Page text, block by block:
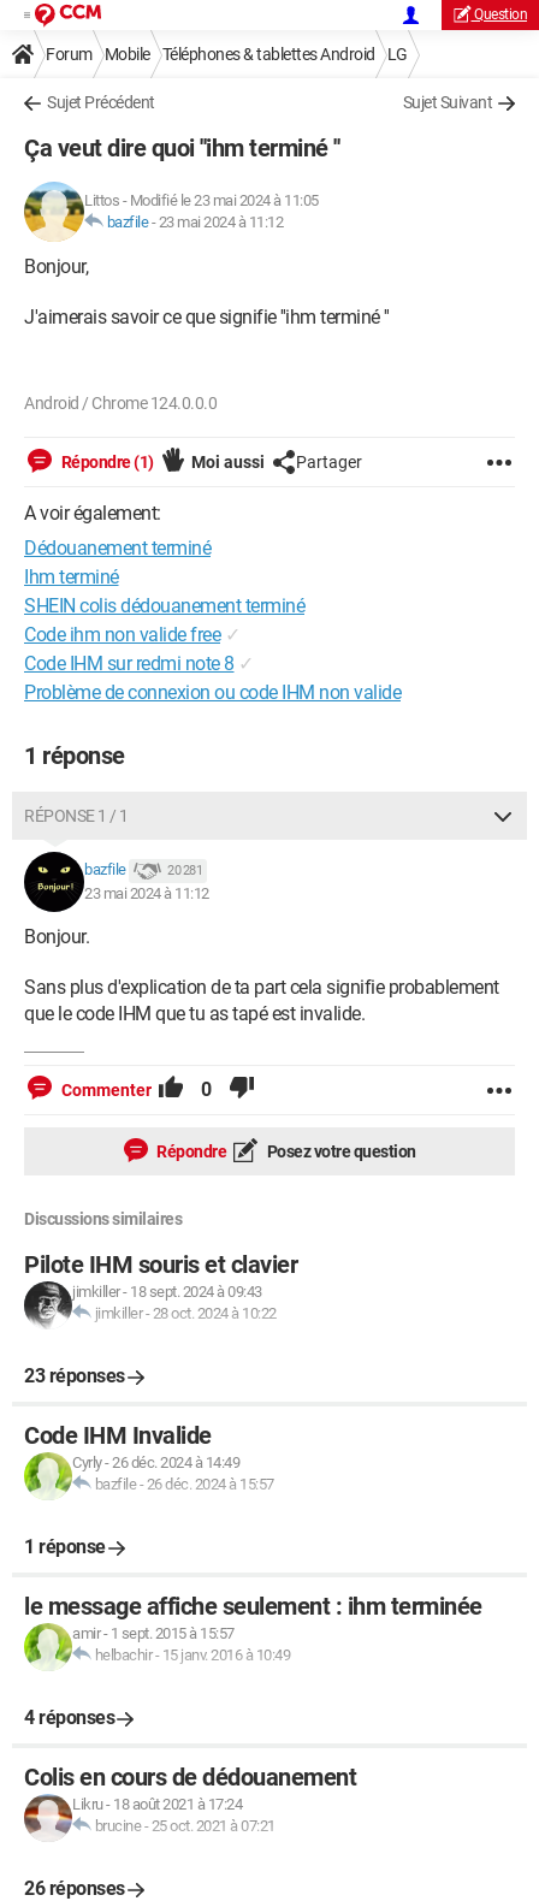
Question
Forum Mobile Téléphones & tablettes Android LG
Sujet Précédent Sujet Suivant
Ça veut dire quoi ''ihm terminé ''
Littos - Modifié le 23 mai 2024 à 11:05
bazfile-23 mai 2024 à 11:12
Bonjour,
J'aimerais savoir ce que signifie ''ihm terminé ''
Android / Chrome 124.0.0.0
Répondre (1) Moi aussi Partager
A voir également:
Dédouanement terminé
Ihm terminé
SHEIN colis dédouanement terminé
Code ihm non valide free ✓
Code IHM sur redmi note 8 ✓
Problème de connexion ou code IHM non valide
1 réponse
RÉPONSE 1 / 1
bazfile 20 281
23 mai 2024 à 11:12
Bonjour.
Sans plus d'explication de ta part cela signifie probablement
que le code IHM que tu as tapé est invalide.
Commenter 0
Répondre Posez votre question
Discussions similaires
Pilote IHM souris et clavier
jimkiller- 18 sept. 2024 à 09:43
jimkiller-28 oct. 2024 à 10:22
23 réponses
Code IHM Invalide
Cyrly-26 déc. 2024 à 14:49
bazfile-26 déc. 2024 à 15:57
1 réponse
le message affiche seulement : ihm terminée
amir- 1 sept. 2015 à 15:57
helbachir- 15 janv. 2016 à 10:49
4 réponses
Colis en cours de dédouanement
Likru- 18 août 2021 à 17:24
brucine-25 oct. 2021 à 07:21
26 réponses